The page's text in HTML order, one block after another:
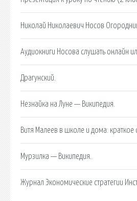
Николай Николаевич Носов
Аудиокниги Носова слушать онлайн
Драгунский.
Незнайка на Луне — Википедия.
Витя Малеев в школе и дома: краткое
Мурзилка — Википедия.
Журнал Экономические стратегии